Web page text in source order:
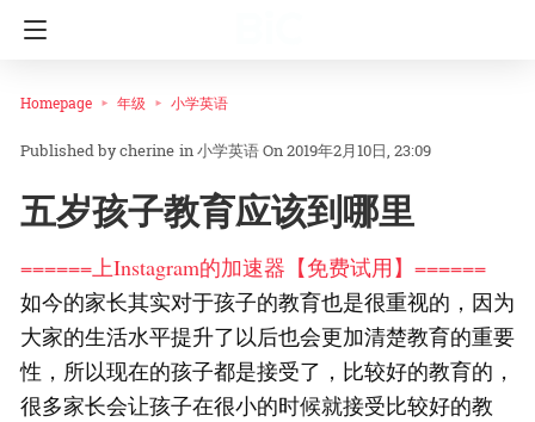
Homepage 年级 小学英语
cherine in小学英语On 2019年2月10日, 23:09
五岁孩子教育应该到哪里
======上Instagram的加速器【免费试用】======
如今的家长其实对于孩子的教育也是很重视的，因为
大家的生活水平提升了以后也会更加清楚教育的重要
性，所以现在的孩子都是接受了，比较好的教育的，
很多家长会让孩子在很小的时候就接受比较好的教